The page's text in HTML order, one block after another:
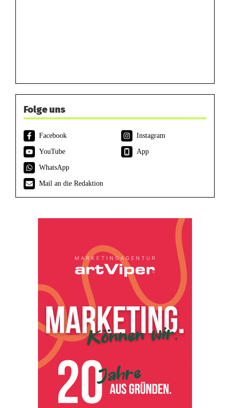
Folge uns
Facebook
Instagram
YouTube
App
WhatsApp
Mail an die Redaktion